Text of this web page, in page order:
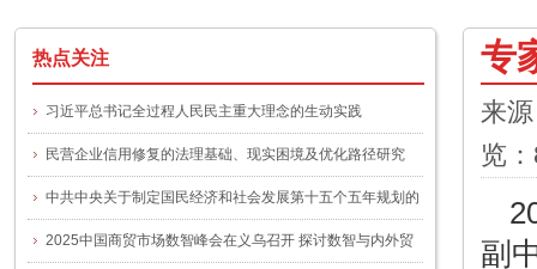
专
来
览
副
热点关注
习近平总书记全过程人民民主重大理念的生动实践
民营企业信用修复的法理基础、现实困境及优化路径研究
中共中央关于制定国民经济和社会发展第十五个五年规划的
建议
2025中国商贸市场数智峰会在义乌召开 探讨数智与内外贸